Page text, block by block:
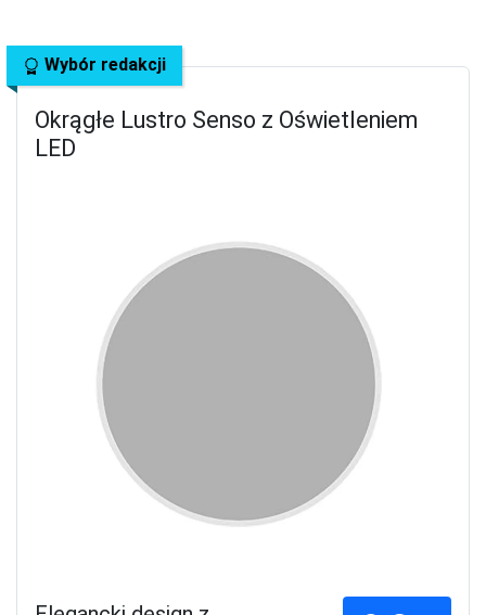
Wybór redakcji
Okrągłe Lustro Senso z Oświetleniem
LED